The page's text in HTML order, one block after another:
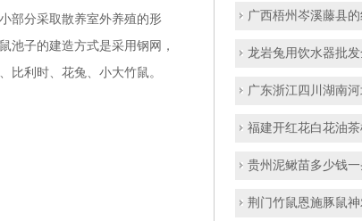
部分采取散养室外养殖的形
池子的建造方式是采用钢网，
比利时、花兔、小大竹鼠。
广西梧州岑溪藤县
龙岩兔用饮水器批
广东浙江四川湖南
福建开红花白花油
贵州泥鳅苗多少钱
荆门竹鼠恩施豚鼠